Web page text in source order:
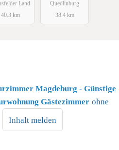
Land
40.3 km
Quedlinburg
38.4 km
Magdeburg - Günstige
Gästezimmer ohne
Inhalt melden